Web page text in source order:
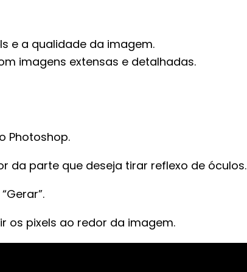
e a qualidade da imagem.
imagens extensas e detalhadas.
Photoshop.
da parte que deseja tirar reflexo de óculos.
os pixels ao redor da imagem.